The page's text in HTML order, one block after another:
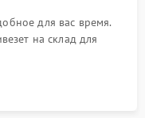
для вас время.
на склад для